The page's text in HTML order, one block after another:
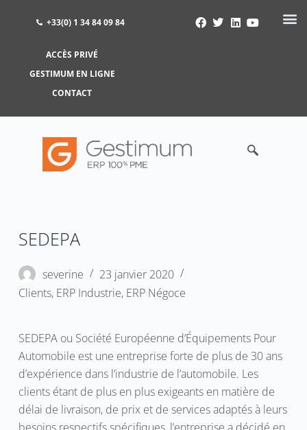
ACCÈS PRIVÉ
GESTIMUM EN LIGNE
CONTACT
+33(0) 1 34 84 09 84
SEDEPA
severine
23 janvier 2020
Clients, ERP Industrie, ERP Négoce
SEDEPA ou Société Européenne d’Équipements Pour
Automobile est une entreprise forte de plus de 30 ans
d’expérience dans l’industrie de l’automobile. Les
clients étant de plus en plus exigeants en matière de
délai de livraison, de prix et de services adaptés à leurs